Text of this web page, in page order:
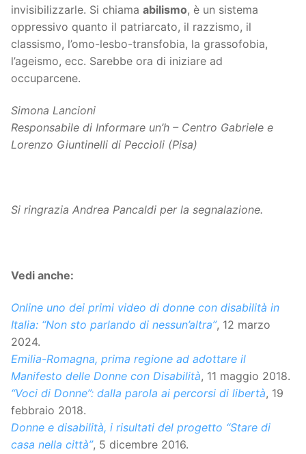
invisibilizzarle. Si chiama abilismo, è un sistema
oppressivo quanto il patriarcato, il razzismo, il
classismo, l’omo-lesbo-transfobia, la grassofobia,
l’ageismo, ecc. Sarebbe ora di iniziare ad
occuparcene.
Simona Lancioni
Responsabile di Informare un’h – Centro Gabriele e
Lorenzo Giuntinelli di Peccioli (Pisa)
Si ringrazia Andrea Pancaldi per la segnalazione.
Vedi anche:
Online uno dei primi video di donne con disabilità in
Italia: “Non sto parlando di nessun’altra”, 12 marzo
2024.
Emilia-Romagna, prima regione ad adottare il
Manifesto delle Donne con Disabilità, 11 maggio 2018.
“Voci di Donne”: dalla parola ai percorsi di libertà, 19
febbraio 2018.
Donne e disabilità, i risultati del progetto “Stare di
casa nella città”, 5 dicembre 2016.